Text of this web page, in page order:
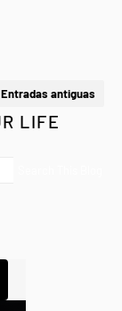
Entradas antiguas
LIFE